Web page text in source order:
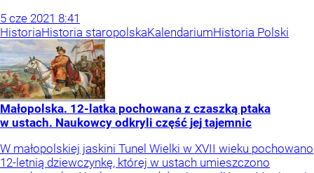
5 cze 2021 8:41
HistoriaHistoria staropolskaKalendariumHistoria Polski
Małopolska. 12-latka pochowana z czaszką ptaka
w ustach. Naukowcy odkryli część jej tajemnic
W małopolskiej jaskini Tunel Wielki w XVII wieku pochowano
12-letnią dziewczynkę, której w ustach umieszczono